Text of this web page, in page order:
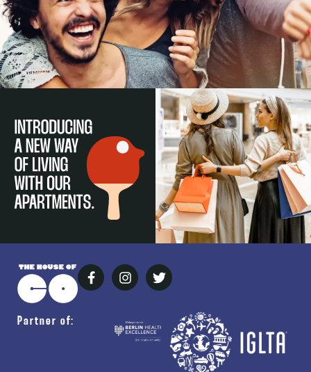
Partner of: